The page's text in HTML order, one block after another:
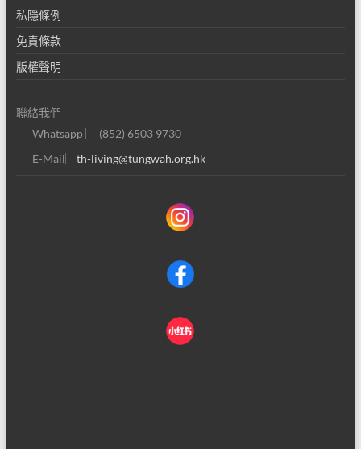
私隱條例
免責條款
版權聲明
聯絡我們
Whatsapp ︳ (852) 6503 9730
E-Mail︳ th-living@tungwah.org.hk